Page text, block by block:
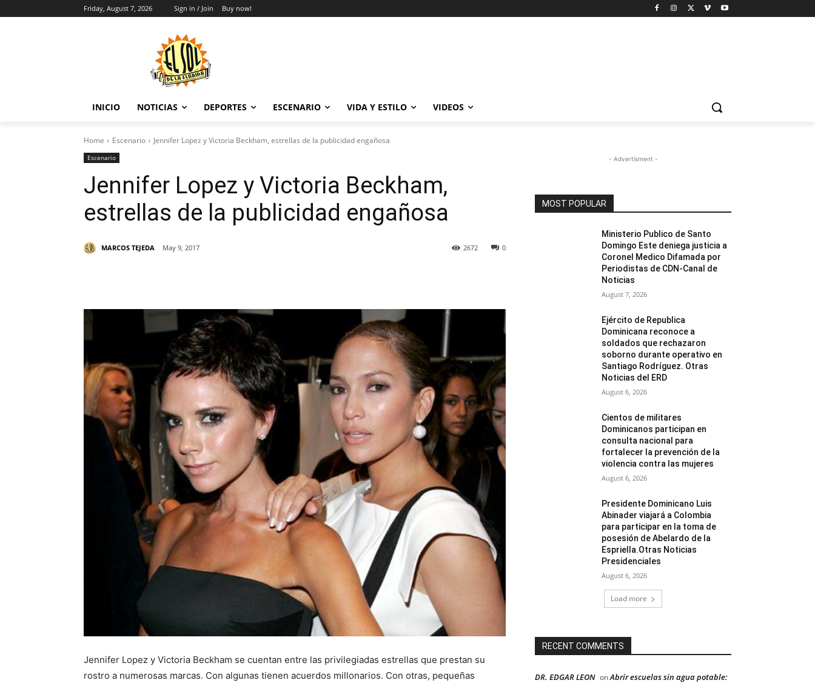
Friday, August 7, 2026 Sign in / Join Buy now!
INICIO NOTICIAS DEPORTES ESCENARIO VIDA Y ESTILO VIDEOS
Home Escenario Jennifer Lopez y Victoria Beckham, estrellas de la publicidad engañosa
Escenario
Jennifer Lopez y Victoria Beckham,
estrellas de la publicidad engañosa
MARCOS TEJEDA May 9, 2017 0
2672
Jennifer Lopez y Victoria Beckham se cuentan entre las privilegiadas estrellas que prestan su
rostro a numerosas marcas. Con algunas tienen acuerdos millonarios. Con otras, pequeñas
- Advertisment -
MOST POPULAR
Ministerio Publico de Santo
Domingo Este deniega justicia a
Coronel Medico Difamada por
Periodistas de CDN-Canal de
Noticias
August 7, 2026
Ejército de Republica
Dominicana reconoce a
soldados que rechazaron
soborno durante operativo en
Santiago Rodríguez. Otras
Noticias del ERD
August 6, 2026
Cientos de militares
Dominicanos participan en
consulta nacional para
fortalecer la prevención de la
violencia contra las mujeres
August 6, 2026
Presidente Dominicano Luis
Abinader viajará a Colombia
para participar en la toma de
posesión de Abelardo de la
Espriella.Otras Noticias
Presidenciales
August 6, 2026
Load more
RECENT COMMENTS
DR. EDGAR LEON onAbrir escuelas sin agua potable: